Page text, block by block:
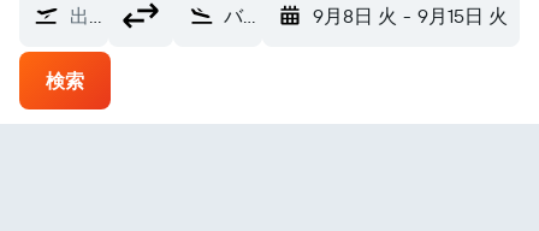
出発地 バー・ハーバー ハンコック郡=バーハーバー空港 (BHB) 9月8日 火 - 9月15日 火
検索